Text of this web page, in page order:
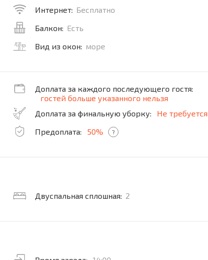
Интернет: Бесплатно
Балкон: Есть
Вид из окон: море
Доплата за каждого последующего гостя:
гостей больше указанного нельзя
Доплата за финальную уборку:
Не требуется
Предоплата:
50% ?
Двуспальная сплошная: 2